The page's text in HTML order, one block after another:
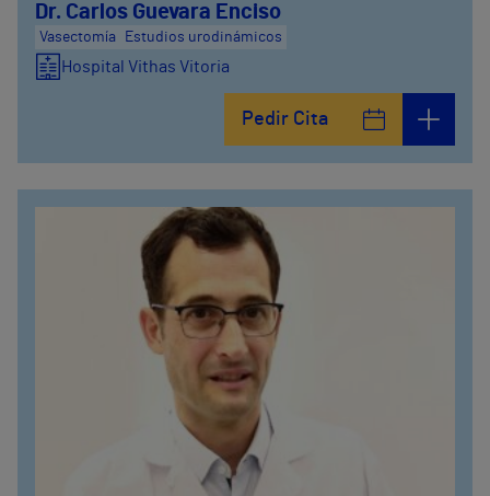
Dr. Carlos Guevara Enciso
Vasectomía Estudios urodinámicos
Hospital Vithas Vitoria
Pedir Cita